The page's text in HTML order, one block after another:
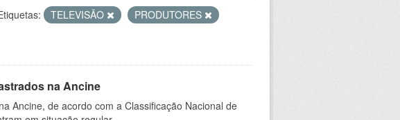
TELEVISÃO
PRODUTORES
na Ancine
Ancine, de acordo com a Classificação Nacional de